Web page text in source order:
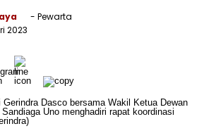
- Pewarta
2023